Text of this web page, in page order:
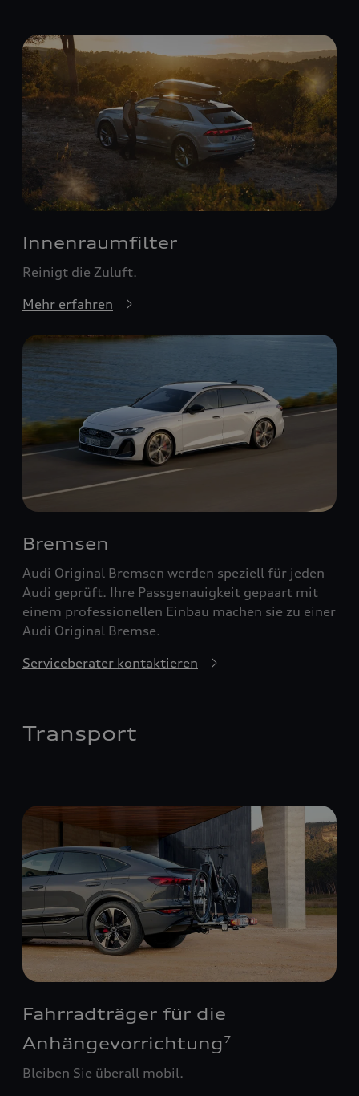
Innenraumfilter
Reinigt die Zuluft.
Mehr erfahren
Bremsen
Audi Original Bremsen werden speziell für jeden
Audi geprüft. Ihre Passgenauigkeit gepaart mit
einem professionellen Einbau machen sie zu einer
Audi Original Bremse.
Serviceberater kontaktieren
Transport
Fahrradträger für die
Anhängevorrichtung 7
Bleiben Sie überall mobil.